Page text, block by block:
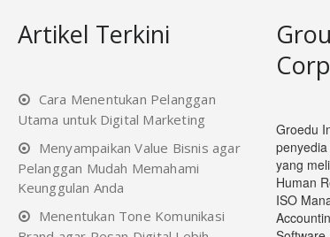
Artikel Terkini
Cara Menentukan Pelanggan
Utama untuk Digital Marketing
Menyampaikan Value Bisnis agar
Pelanggan Mudah Memahami
Keunggulan Anda
Menentukan Tone Komunikasi
Groedu
yang
Human
ISO